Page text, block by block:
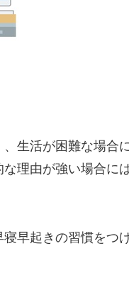
生活が困難な場合
理由が強い場合に
早起きの習慣をつ